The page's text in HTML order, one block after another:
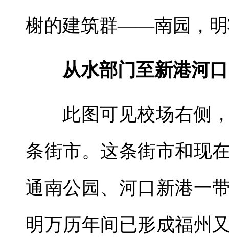
榭的建筑群——南园，明
从水部门至新港河口
此图可见校场右侧
条街市。这条街市和现
通南公园、河口新港一
明万历年间已形成福州